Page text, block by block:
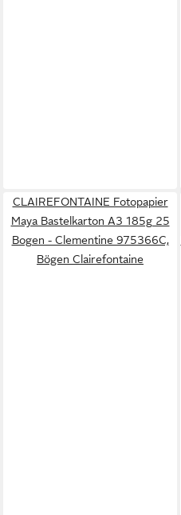
CLAIREFONTAINE Fotopapier
Maya Bastelkarton A3 185g 25
Bogen - Clementine 975366C,
Bögen Clairefontaine